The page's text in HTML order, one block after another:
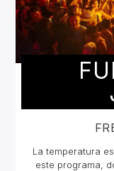
La temperatura
este programa,